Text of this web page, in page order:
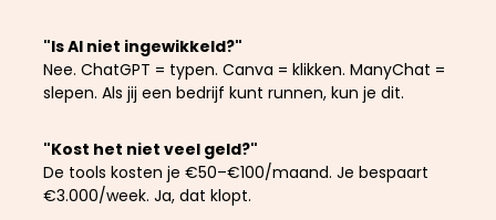
"Is AI niet ingewikkeld?"
Nee. ChatGPT = typen. Canva = klikken. ManyChat =
slepen. Als jij een bedrijf kunt runnen, kun je dit.
"Kost het niet veel geld?"
De tools kosten je €50–€100/maand. Je bespaart
€3.000/week. Ja, dat klopt.